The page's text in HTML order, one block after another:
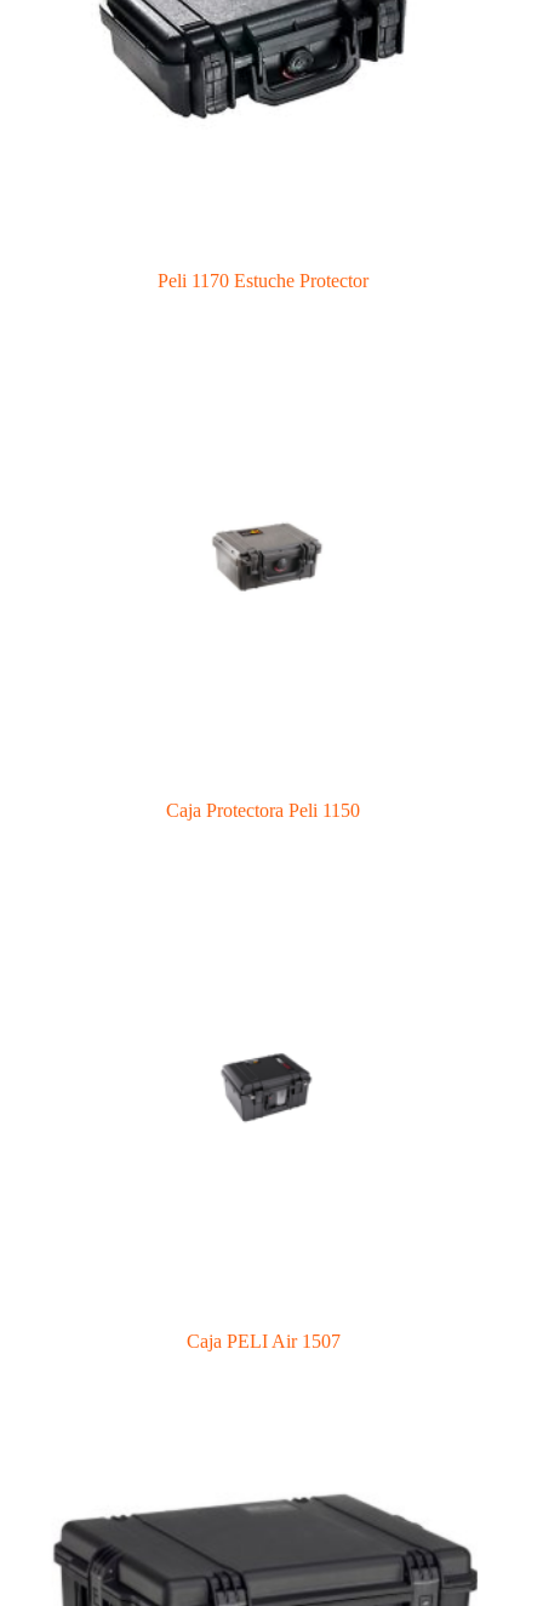
Peli 1170 Estuche Protector
Caja Protectora Peli 1150
Caja PELI Air 1507